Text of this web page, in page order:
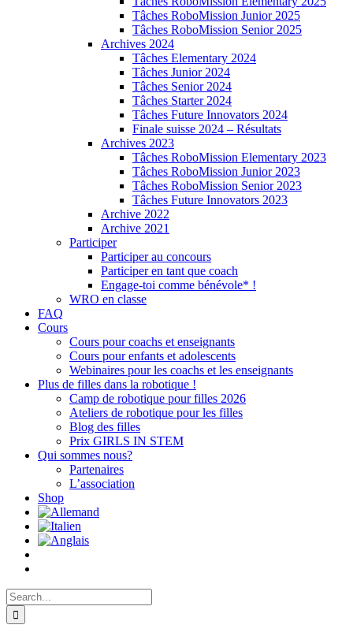
Tâches RoboMission Junior 2025
Tâches RoboMission Senior 2025
Archives 2024
Tâches Elementary 2024
Tâches Junior 2024
Tâches Senior 2024
Tâches Starter 2024
Tâches Future Innovators 2024
Finale suisse 2024 – Résultats
Archives 2023
Tâches RoboMission Elementary 2023
Tâches RoboMission Junior 2023
Tâches RoboMission Senior 2023
Tâches Future Innovators 2023
Archive 2022
Archive 2021
Participer
Participer au concours
Participer en tant que coach
Engage-toi comme bénévole* !
WRO en classe
FAQ
Cours
Cours pour coachs et enseignants
Cours pour enfants et adolescents
Webinaires pour les coachs et les enseignants
Plus de filles dans la robotique !
Camp de robotique pour filles 2026
Ateliers de robotique pour les filles
Blog des filles
Prix GIRLS IN STEM
Qui sommes nous?
Partenaires
L’association
Shop
Search
for: